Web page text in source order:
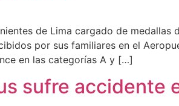
de Lima cargado de medallas
por sus familiares en el
en las categorías A y […]
sufre accidente